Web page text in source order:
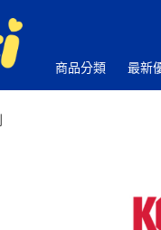
商品分類 最新